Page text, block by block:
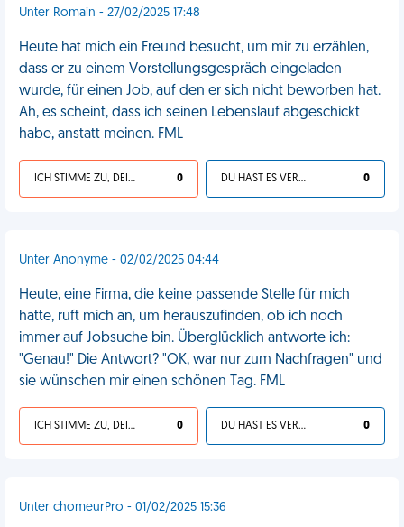
Unter Romain - 27/02/2025 17:48
Heute hat mich ein Freund besucht, um mir zu erzählen,
dass er zu einem Vorstellungsgespräch eingeladen
wurde, für einen Job, auf den er sich nicht beworben hat.
Ah, es scheint, dass ich seinen Lebenslauf abgeschickt
habe, anstatt meinen. FML
ICH STIMME ZU, DEIN LEBEN IST SCHEISSE 0 DU HAST ES VERDIENT 0
Unter Anonyme - 02/02/2025 04:44
Heute, eine Firma, die keine passende Stelle für mich
hatte, ruft mich an, um herauszufinden, ob ich noch
immer auf Jobsuche bin. Überglücklich antworte ich:
"Genau!" Die Antwort? "OK, war nur zum Nachfragen" und
sie wünschen mir einen schönen Tag. FML
ICH STIMME ZU, DEIN LEBEN IST SCHEISSE 0 DU HAST ES VERDIENT 0
Unter chomeurPro - 01/02/2025 15:36